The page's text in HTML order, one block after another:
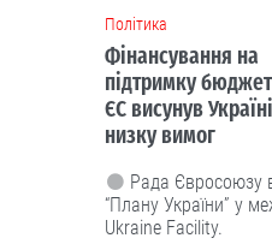
Політика
Фінансування на
підтримку
ЄС висунув Україні
низку вимог
Рада Євросоюзу
“Плану України” у
Ukraine Facility.